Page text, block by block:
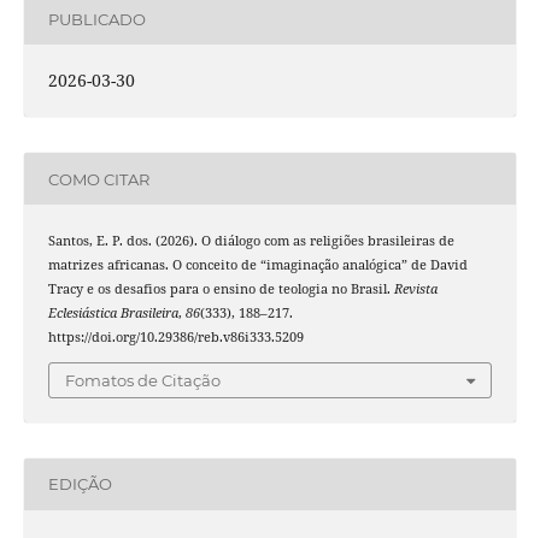
PUBLICADO
2026-03-30
COMO CITAR
Santos, E. P. dos. (2026). O diálogo com as religiões brasileiras de
matrizes africanas. O conceito de “imaginação analógica” de David
Tracy e os desafios para o ensino de teologia no Brasil. Revista
Eclesiástica Brasileira, 86(333), 188–217.
https://doi.org/10.29386/reb.v86i333.5209
Fomatos de Citação
EDIÇÃO